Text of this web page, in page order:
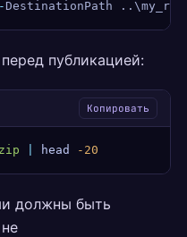
DestinationPath
публикацией:
Копировать
head -20
должны быть